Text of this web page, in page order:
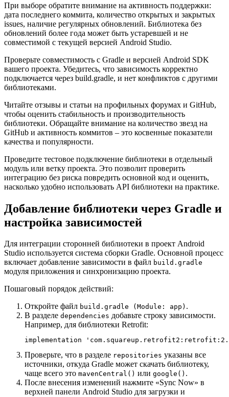
При выборе обратите внимание на активность поддержки:
дата последнего коммита, количество открытых и закрытых
issues, наличие регулярных обновлений. Библиотека без
обновлений более года может быть устаревшей и не
совместимой с текущей версией Android Studio.
Проверьте совместимость с Gradle и версией Android SDK
вашего проекта. Убедитесь, что зависимость корректно
подключается через build.gradle, и нет конфликтов с другими
библиотеками.
Читайте отзывы и статьи на профильных форумах и GitHub,
чтобы оценить стабильность и производительность
библиотеки. Обращайте внимание на количество звезд на
GitHub и активность коммитов – это косвенные показатели
качества и популярности.
Проведите тестовое подключение библиотеки в отдельный
модуль или ветку проекта. Это позволит проверить
интеграцию без риска повредить основной код и оценить,
насколько удобно использовать API библиотеки на практике.
Добавление библиотеки через Gradle и
настройка зависимостей
Для интеграции сторонней библиотеки в проект Android
Studio используется система сборки Gradle. Основной процесс
включает добавление зависимости в файл build.gradle
модуля приложения и синхронизацию проекта.
Пошаговый порядок действий:
Откройте файл build.gradle (Module: app) .
В разделе dependencies добавьте строку зависимости.
Например, для библиотеки Retrofit:
implementation
Проверьте, что в разделе repositories указаны все
источники, откуда Gradle может скачать библиотеку,
чаще всего это mavenCentral() или google() .
После внесения изменений нажмите «Sync Now» в
верхней панели Android Studio для загрузки и